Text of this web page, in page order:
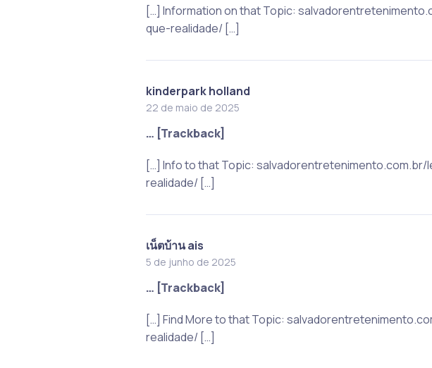
[…] Information on that Topic:
que-realidade/ […]
kinderpark holland
22 de maio de 2025
… [Trackback]
[…] Info to that Topic:
realidade/ […]
เน็ตบ้าน ais
5 de junho de 2025
… [Trackback]
[…] Find More to that Topic:
realidade/ […]